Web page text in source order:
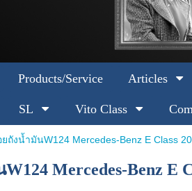
Products/Service Articles
SL Vito Class
ถังน้ำมันW124 Mercedes-Benz E Class
Mercedes-Benz E